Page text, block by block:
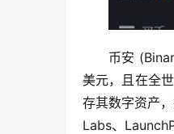
币安
美元，且在全
存其数字资产
Labs、